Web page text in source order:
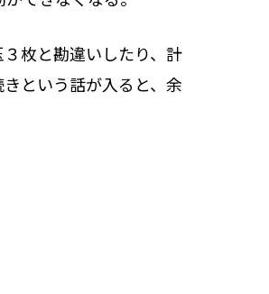
枚と勘違いしたり、計
という話が入ると、余